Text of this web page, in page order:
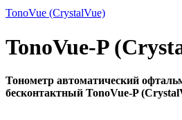
TonoVue (CrystalVue)
TonoVue-P
Тонометр автоматический
бесконтактный TonoVue-P